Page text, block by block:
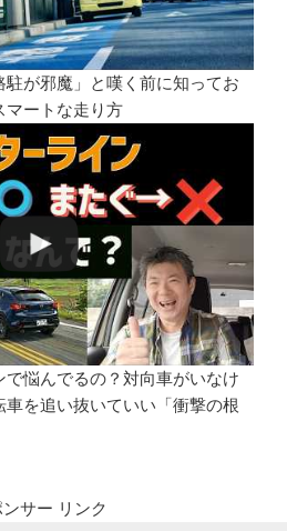
駐が邪魔」と嘆く前に知ってお
マートな走り方
で悩んでるの？対向車がいなけ
を追い抜いていい「衝撃の根
ンサー リンク